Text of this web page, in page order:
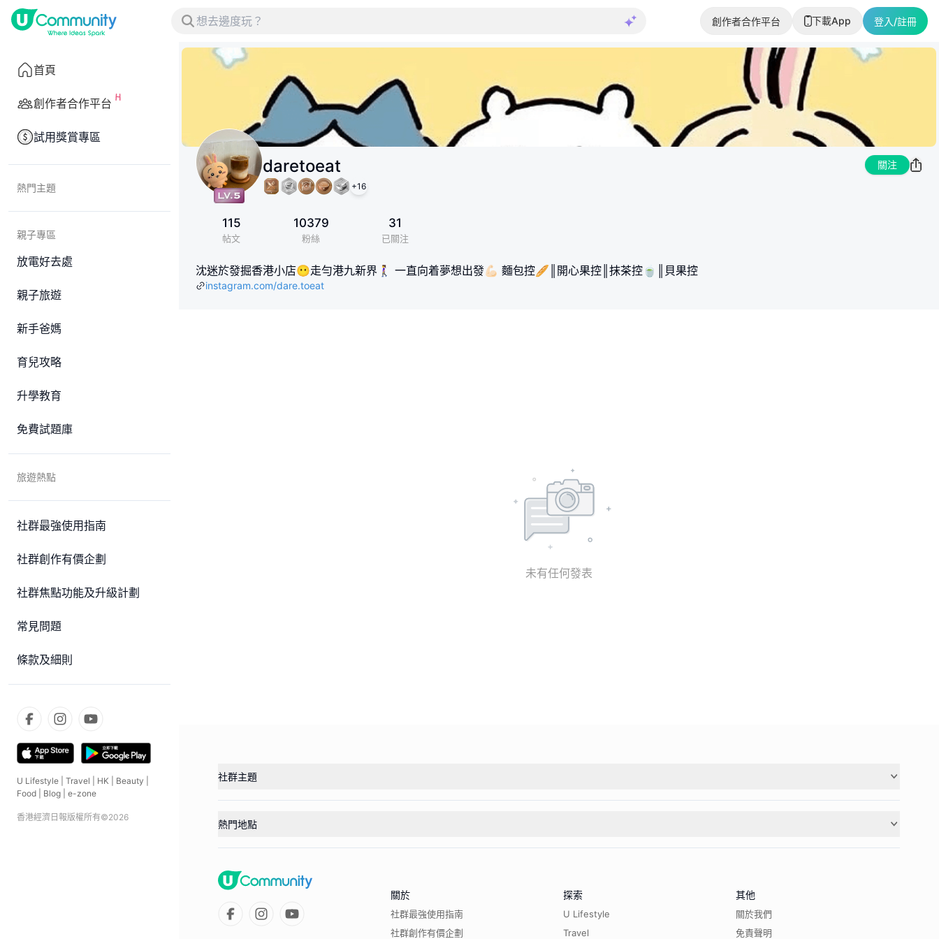
創作者合作平台 下載App 登入/註冊
首頁
創作者合作平台
試用獎賞專區
熱門主題
親子專區
放電好去處
親子旅遊
新手爸媽
育兒攻略
升學教育
免費試題庫
旅遊熱點
社群最強使用指南
社群創作有價企劃
社群焦點功能及升級計劃
常見問題
條款及細則
U Lifestyle Travel HK Beauty
Food
Blog e-zone
香港經濟日報版權所有©2026
daretoeat
+16
關注
115
帖文
10379
粉絲
31
已關注
沈迷於發掘香港小店😶走勻港九新界🚶‍♀️ 一直向着夢想出發💪🏻 麵包控🥖║開心果控║抹茶控🍵║貝果控
instagram.com/dare.toeat
未有任何發表
社群主題
熱門地點
關於
社群最強使用指南
社群創作有價企劃
探索
U Lifestyle
Travel
其他
關於我們
免責聲明